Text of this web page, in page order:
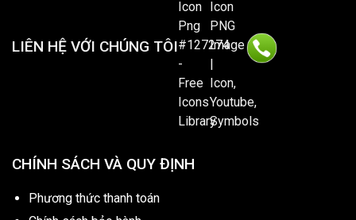
LIÊN HỆ VỚI CHÚNG TÔI
CHÍNH SÁCH VÀ QUY ĐỊNH
Phương thức thanh toán